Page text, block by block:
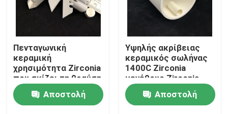
Steatite κεραμικό
Zirconia κεραμικό
Πενταγωνική
κεραμική
χρησιμότητα Zirconia
που σκίζει τη θραύση
από το ξυράφι γύρω
από τη λεπίδα
κοπτών
Αποστολή
Υψηλής ακρίβειας
κεραμικός σωλήνας
1400C Zirconia
μεγέθους Zirconia
κεραμικός
βιομηχανικός
μεγάλος
Αποστολή